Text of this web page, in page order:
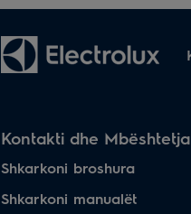
Kontakti dhe Mbështetja
Shkarkoni broshura
Shkarkoni manualët